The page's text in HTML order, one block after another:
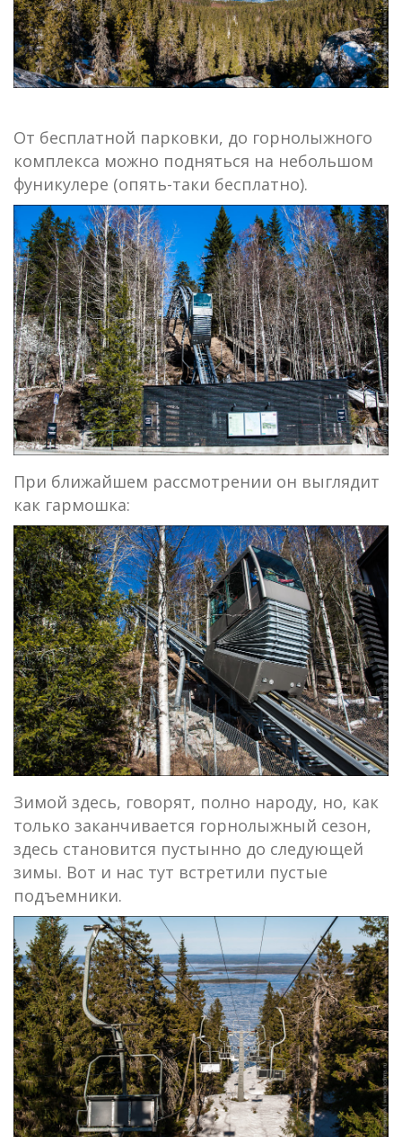
От бесплатной парковки, до горнолыжного
комплекса можно подняться на небольшом
фуникулере (опять-таки бесплатно).
При ближайшем рассмотрении он выглядит
как гармошка:
Зимой здесь, говорят, полно народу, но, как
только заканчивается горнолыжный сезон,
здесь становится пустынно до следующей
зимы. Вот и нас тут встретили пустые
подъемники.